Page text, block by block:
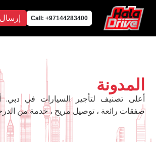
Call: +97144283400
المدونة
أعلى تصنيف لتأجير السيارات في
صفقات رائعة ، توصيل مريح ، خدمة من